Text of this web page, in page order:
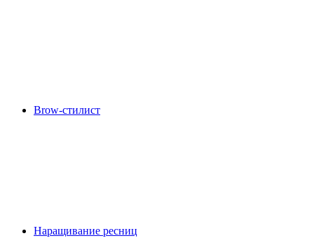
Brow-стилист
Наращивание ресниц